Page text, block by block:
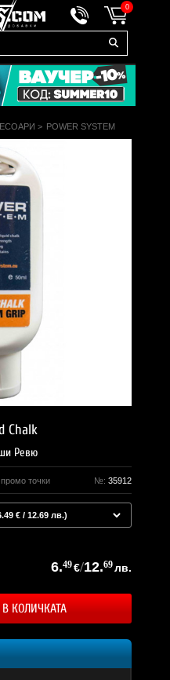
0
> POWER SYSTEM
Chalk
Ревю
точки №: 35912
6.49€/12.69лв.
КОЛИЧКАТА